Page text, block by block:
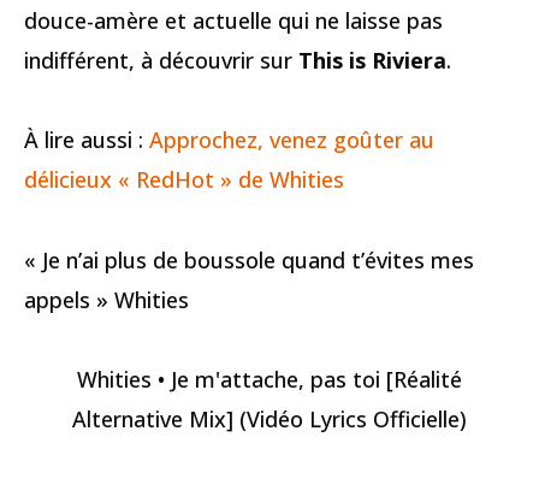
douce-amère et actuelle qui ne laisse pas
indifférent, à découvrir sur This is Riviera.
À lire aussi : Approchez, venez goûter au
délicieux « RedHot » de Whities
« Je n’ai plus de boussole quand t’évites mes
appels » Whities
Whities • Je m'attache, pas toi [Réalité
Alternative Mix] (Vidéo Lyrics Officielle)